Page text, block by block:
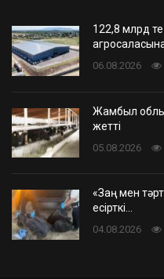
122,8 млрд
06.08.2026
Жамбыл
жетті
05.08.2026
«Заң мен
есірткі…
04.08.2026